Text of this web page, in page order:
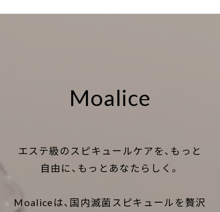
Moalice
エステ級のスピキュールケアを、もっと
自由に、もっとあなたらしく。
Moaliceは、国内滅菌スピキュールを贅沢